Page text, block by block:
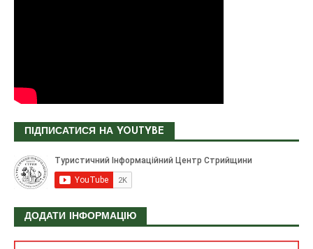
ПІДПИСАТИСЯ НА YOUTYBE
ДОДАТИ ІНФОРМАЦІЮ